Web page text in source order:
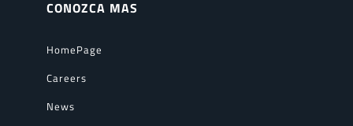
CONOZCA MAS
HomePage
Careers
News